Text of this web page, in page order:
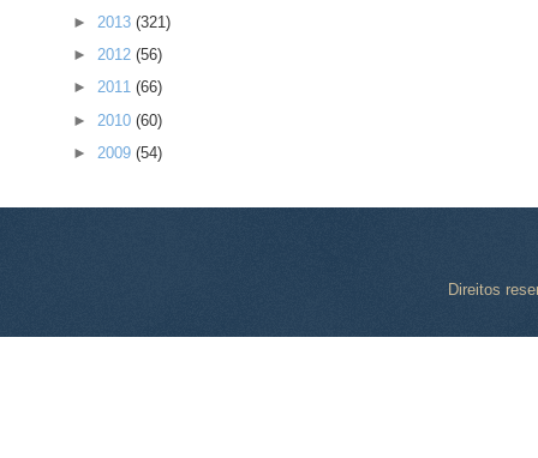
► 2013 (321)
► 2012 (56)
► 2011 (66)
► 2010 (60)
► 2009 (54)
Direitos